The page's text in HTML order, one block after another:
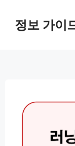
정보 가이